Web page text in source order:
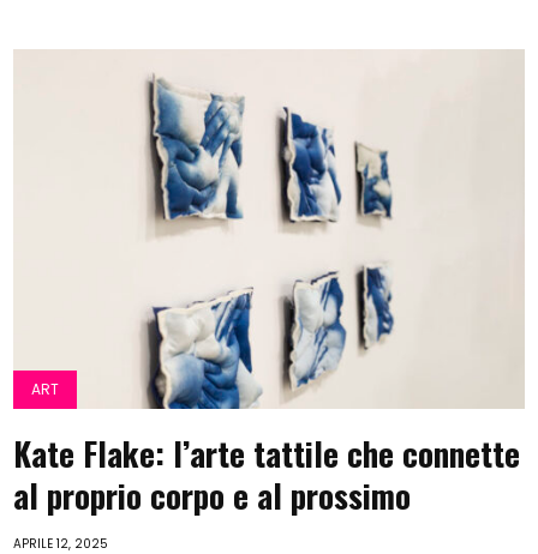
ART
Kate Flake: l’arte tattile che connette
al proprio corpo e al prossimo
APRILE 12, 2025